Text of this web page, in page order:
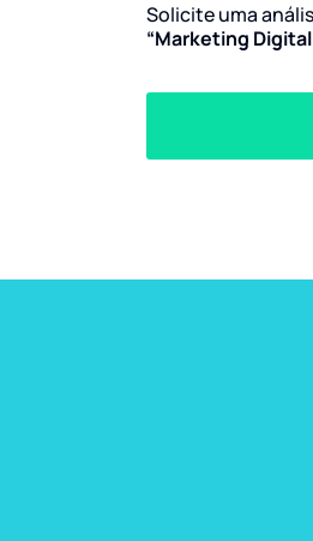
Solicite uma
“Marketing